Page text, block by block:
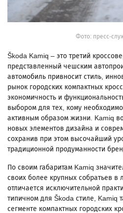
Фото: пресс-
Škoda Kamiq – это третий
представленный чешским
автомобиль привносит стиль,
рынок городских компактных
экономичность и
выбором для тех, кому
активным образом жизни. Kamiq
новых элементов дизайна и
сохранив при этом высочайший
традиционной продуманности
По своим габаритам Kamiq
своих более крупных собратьев в
отличается исключительной
типичном для Škoda стиле, Kamiq
сегменте компактных городских